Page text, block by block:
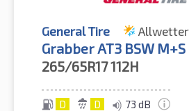
General Tire
Grabber AT3 BSW M+S
265/65R17112H
D D 73 dB